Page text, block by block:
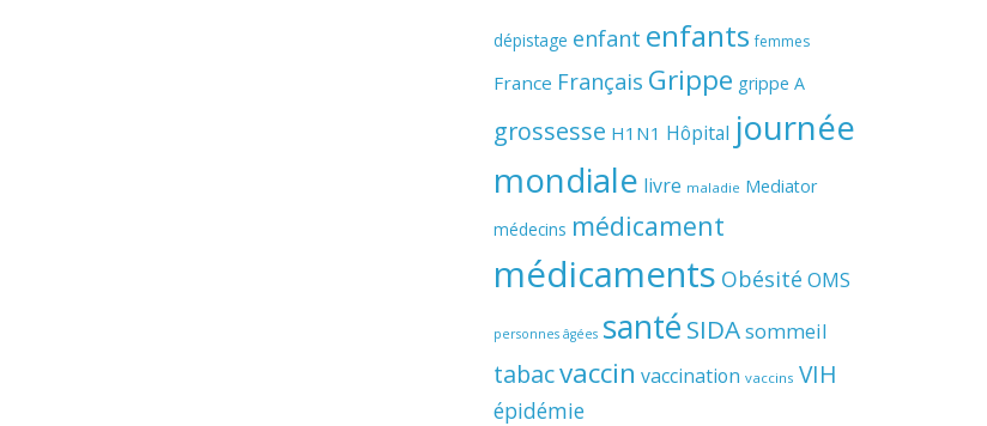
dépistage enfant enfants femmes
France Français Grippe grippe A
grossesse H1N1 Hôpital journée
mondiale livre maladie Mediator
médecins médicament
médicaments Obésité OMS
personnes âgées santé SIDAsommeil
tabacvaccin vaccination vaccins VIH
épidémie